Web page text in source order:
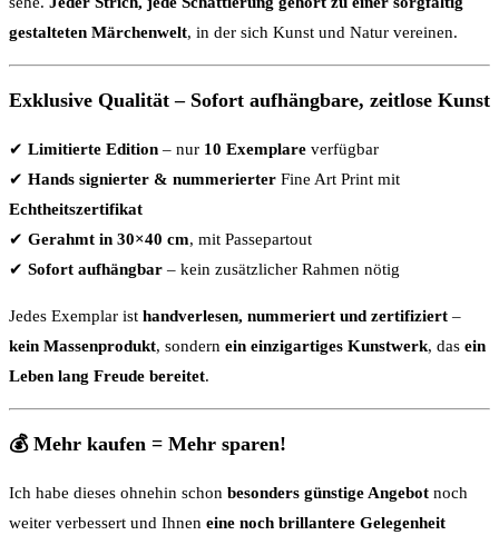
gestalteten Märchenwelt, in der sich Kunst und Natur vereinen.
Exklusive Qualität – Sofort aufhängbare, zeitlose Kunst
✔ Limitierte Edition – nur 10 Exemplare verfügbar
✔ Hands signierter & nummerierter Fine Art Print mit
Echtheitszertifikat
✔ Gerahmt in 30×40 cm, mit Passepartout
✔ Sofort aufhängbar – kein zusätzlicher Rahmen nötig
Jedes Exemplar ist handverlesen, nummeriert und zertifiziert –
kein Massenprodukt, sondern ein einzigartiges Kunstwerk, das ein
Leben lang Freude bereitet.
💰 Mehr kaufen = Mehr sparen!
Ich habe dieses ohnehin schon besonders günstige Angebot noch
weiter verbessert und Ihnen eine noch brillantere Gelegenheit